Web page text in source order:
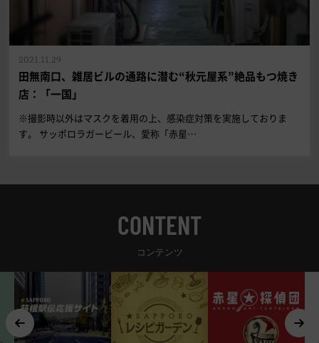
田無南口、雑居ビルの通路に潜む“秋元屋系”絶品もつ焼き
店：「一国」
2021.11.29
※撮影時以外はマスクを着用の上、感染症対策を実施しておりま
す。 サッポロラガービール、愛称「赤星…
CONTENT
コンテンツ